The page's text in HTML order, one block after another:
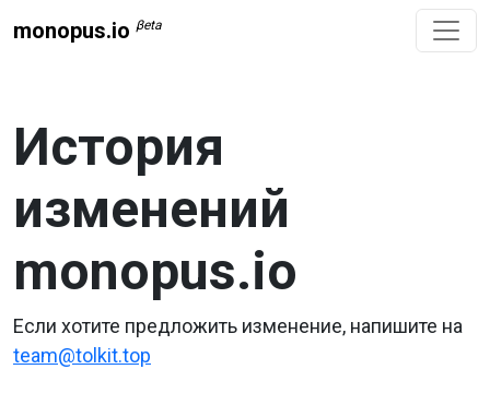
monopus.io βeta
История
изменений
monopus.io
Если хотите предложить изменение, напишите на
team@tolkit.top